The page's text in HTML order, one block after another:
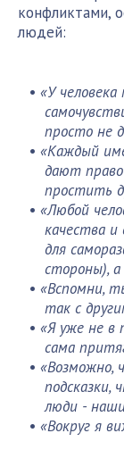
конфликтами,
людей:
«У
просто не
«Каждый
дают
простить
«Любой
качества
для
стороны),
«Вспомни,
так с
«Я уже не в
сама
«Возможно,
люди -
«Вокруг я